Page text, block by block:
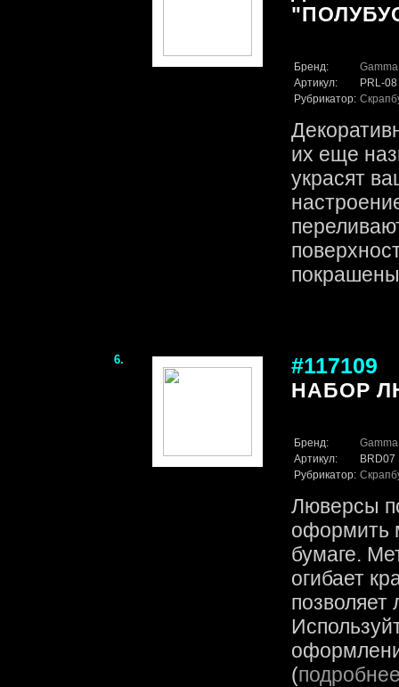
Бренд:
Gamma
Артикул:
PRL-08
Рубрикатор:
их еще
украсят
6. #117109
НАБОР
Бренд:
Gamma
Артикул:
BRD07
Рубрикатор:
Люверсы
оформить
бумаге.
огибает
позволяет
(